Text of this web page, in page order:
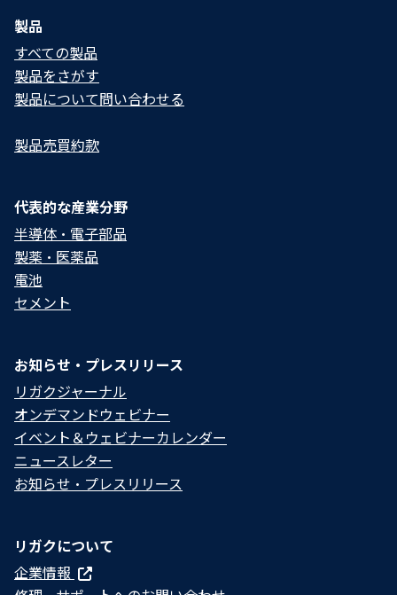
製品
すべての製品
製品をさがす
製品について問い合わせる​
製品売買約款
代表的な産業分野
半導体・電子部品
製薬・医薬品
電池
セメント
お知らせ・プレスリリース
リガクジャーナル
オンデマンドウェビナー
イベント＆ウェビナーカレンダー
ニュースレター
お知らせ・プレスリリース
リガクについて
企業情報